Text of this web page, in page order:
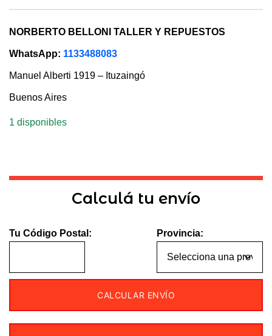
NORBERTO BELLONI TALLER Y REPUESTOS
WhatsApp: 1133488083
Manuel Alberti 1919 – Ituzaingó
Buenos Aires
1 disponibles
Calculá tu envío
Tu Código Postal: Provincia:
CALCULAR ENVÍO